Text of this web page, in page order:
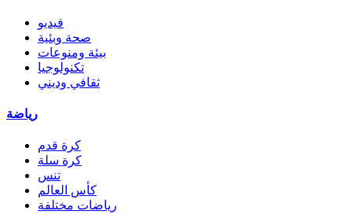
فيديو
صحة وبئية
بيئة ومنوعات
تكنولوجيا
ثقافي وديني
رياضة
كرة قدم
كرة سلة
تنس
كأس العالم
رياضات مختلفة